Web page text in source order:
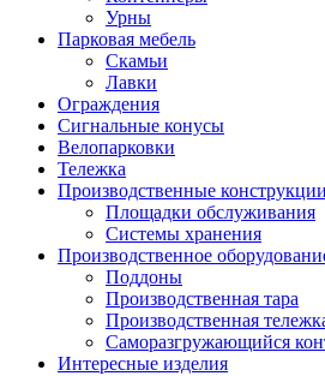
Урны
Парковая мебель
Скамьи
Лавки
Ограждения
Сигнальные конусы
Велопарковки
Тележка
Производственные конструкции
Площадки обслуживания
Системы хранения
Производственное
Поддоны
Производственная тара
Производственная
Саморазгружающийся
Интересные изделия